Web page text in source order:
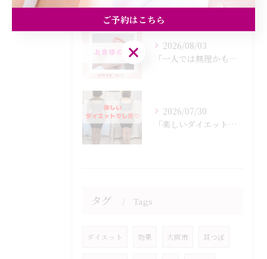
2026/08/03
「一人では無理かも…」
2026/07/30
「楽しいダイエットでした♡」
タグ Tags
ダイエット 効果 大阪市 耳つぼ
ご予約はこちら
ご予約はこちら